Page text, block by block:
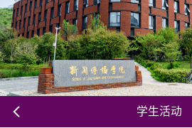
学生活动